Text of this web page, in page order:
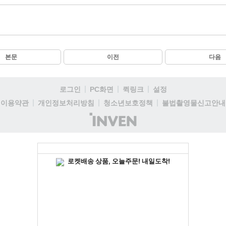
본문 이전 다음
로그인 PC화면 퀵링크
설정
이용약관
개인정보처리방침 청소년보호정책
불법촬영물신고안내
(주)
인